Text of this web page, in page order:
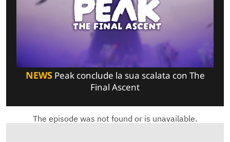
NEWSPeak conclude la sua scalata con The
Final Ascent